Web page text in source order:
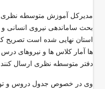
مدیرکل آموزش متوسطه نظری
استان نهایی شده است تصريح
ها آمار کلاس ها و نیروهای
دفتر متوسطه نظری ارسال کنند .
وی در خصوص جدول دروس و